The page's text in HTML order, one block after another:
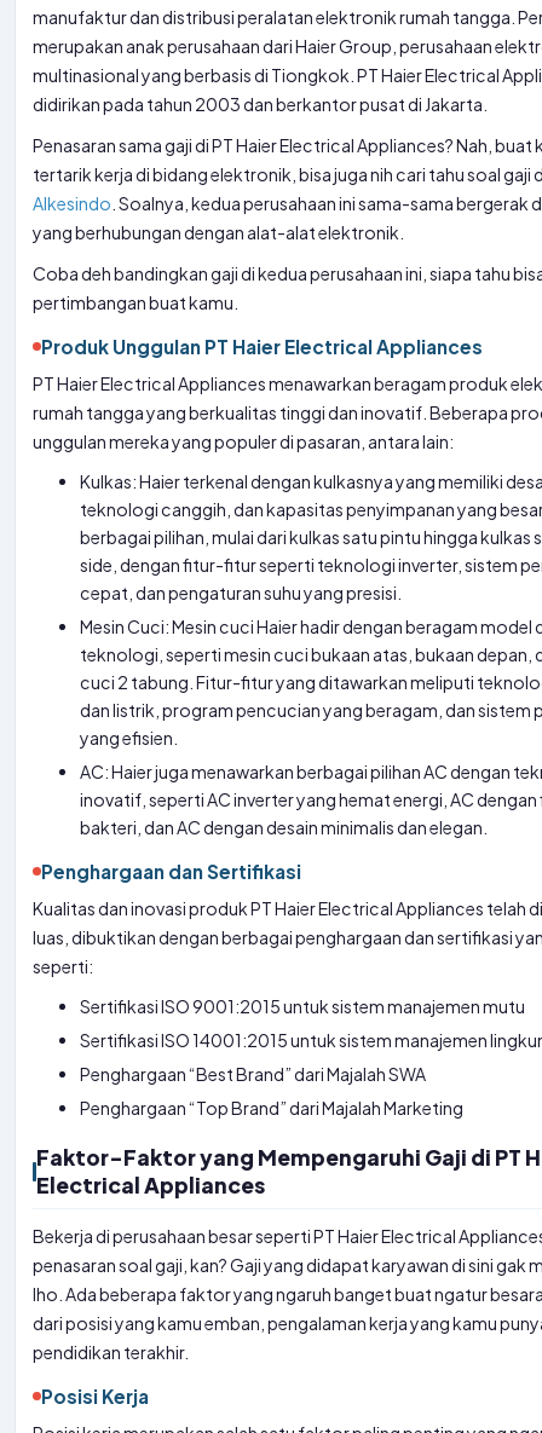
manufaktur dan distribusi peralatan elektronik rumah tangga.
merupakan anak perusahaan dari Haier Group, perusahaan
multinasional yang berbasis di Tiongkok. PT Haier Electrical
didirikan pada tahun 2003 dan berkantor pusat di Jakarta.
Penasaran sama gaji di PT Haier Electrical Appliances? Nah, buat
tertarik kerja di bidang elektronik, bisa juga nih cari tahu soal gaji
Alkesindo . Soalnya, kedua perusahaan ini sama-sama bergerak
yang berhubungan dengan alat-alat elektronik.
Coba deh bandingkan gaji di kedua perusahaan ini, siapa tahu
pertimbangan buat kamu.
Produk Unggulan PT Haier Electrical Appliances
PT Haier Electrical Appliances menawarkan beragam produk
rumah tangga yang berkualitas tinggi dan inovatif. Beberapa
unggulan mereka yang populer di pasaran, antara lain:
Kulkas: Haier terkenal dengan kulkasnya yang memiliki
teknologi canggih, dan kapasitas penyimpanan yang
berbagai pilihan, mulai dari kulkas satu pintu hingga kulkas
side, dengan fitur-fitur seperti teknologi inverter, sistem
cepat, dan pengaturan suhu yang presisi.
Mesin Cuci: Mesin cuci Haier hadir dengan beragam model
teknologi, seperti mesin cuci bukaan atas, bukaan depan,
cuci 2 tabung. Fitur-fitur yang ditawarkan meliputi
dan listrik, program pencucian yang beragam, dan sistem
yang efisien.
AC: Haier juga menawarkan berbagai pilihan AC dengan
inovatif, seperti AC inverter yang hemat energi, AC
bakteri, dan AC dengan desain minimalis dan elegan.
Penghargaan dan Sertifikasi
Kualitas dan inovasi produk PT Haier Electrical Appliances telah
luas, dibuktikan dengan berbagai penghargaan dan sertifikasi
seperti:
Sertifikasi ISO 9001:2015 untuk sistem manajemen mutu
Sertifikasi ISO 14001:2015 untuk sistem manajemen
Penghargaan “Best Brand” dari Majalah SWA
Penghargaan “Top Brand” dari Majalah Marketing
Faktor-Faktor yang Mempengaruhi Gaji di PT
Electrical Appliances
Bekerja di perusahaan besar seperti PT Haier Electrical
penasaran soal gaji, kan? Gaji yang didapat karyawan di sini gak
lho. Ada beberapa faktor yang ngaruh banget buat ngatur
dari posisi yang kamu emban, pengalaman kerja yang kamu
pendidikan terakhir.
Posisi Kerja